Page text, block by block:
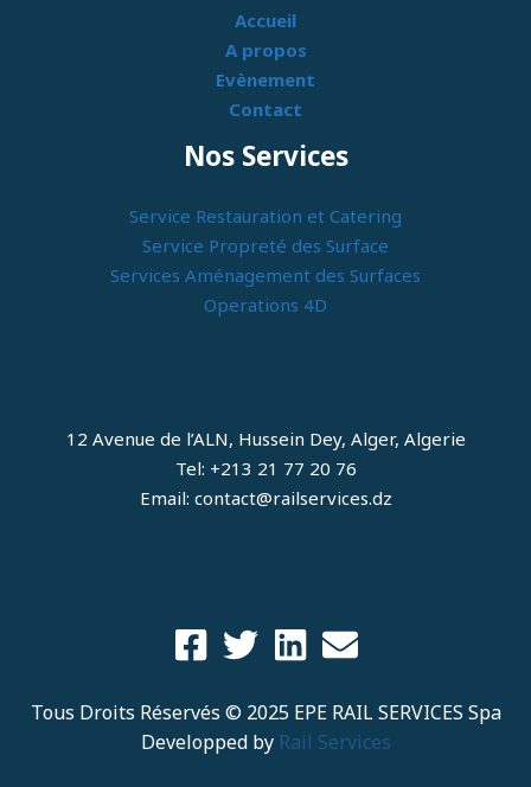
Accueil
A propos
Evènement
Contact
Nos Services
Service Restauration et Catering
Service Propreté des Surface
Services Aménagement des Surfaces
Operations 4D
12 Avenue de l’ALN, Hussein Dey, Alger, Algerie
Tel: +213 21 77 20 76
Email: contact@railservices.dz
Tous Droits Réservés © 2025 EPE RAIL SERVICES Spa
Developped by Rail Services